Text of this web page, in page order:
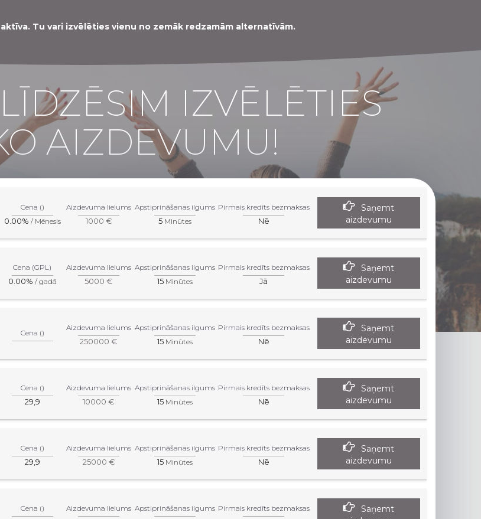
Tu vari izvēlēties vienu no zemāk redzamām alternatīvām.
IZVĒLĒTIES
AIZDEVUMU!
Cena ()
0.00% / Mēnesis
Aizdevuma lielums
1000 €
Apstiprināšanas ilgums
5Minūtes
Pirmais kredīts bezmaksas
Nē
Saņemt
aizdevumu
Cena (GPL)
0.00% / gadā
Aizdevuma lielums
5000 €
Apstiprināšanas ilgums
15Minūtes
Pirmais kredīts bezmaksas
Jā
Saņemt
aizdevumu
Cena ()
Aizdevuma lielums
250000 €
Apstiprināšanas ilgums
15Minūtes
Pirmais kredīts bezmaksas
Nē
Saņemt
aizdevumu
Cena ()
29,9
Aizdevuma lielums
10000 €
Apstiprināšanas ilgums
15Minūtes
Pirmais kredīts bezmaksas
Nē
Saņemt
aizdevumu
Cena ()
29,9
Aizdevuma lielums
25000 €
Apstiprināšanas ilgums
15Minūtes
Pirmais kredīts bezmaksas
Nē
Saņemt
aizdevumu
Cena () Aizdevuma lielums Apstiprināšanas ilgums Pirmais kredīts bezmaksas
Saņemt